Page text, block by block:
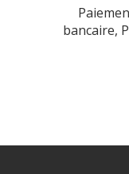
bancaire,